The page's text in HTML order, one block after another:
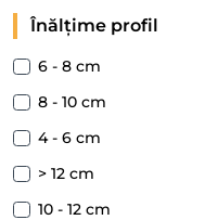
Înălțime profil
6 - 8 cm
8 - 10 cm
4 - 6 cm
> 12 cm
10 - 12 cm